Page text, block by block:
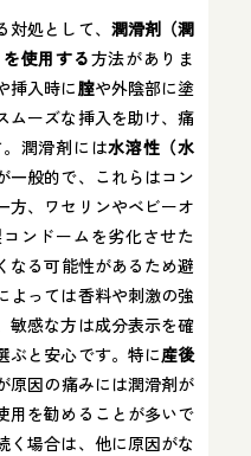
処として、 潤滑剤（潤
使用する方法がありま
挿入時に腟や外陰部に塗
ムーズな挿入を助け、痛
潤滑剤には水溶性（水
一般的で、これらはコン
方、ワセリンやベビーオ
ンドームを劣化させた
なる可能性があるため避
よっては香料や刺激の強
敏感な方は成分表示を確
ぶと安心です。特に産後
原因の痛みには潤滑剤が
用を勧めることが多いで
く場合は、他に原因がな